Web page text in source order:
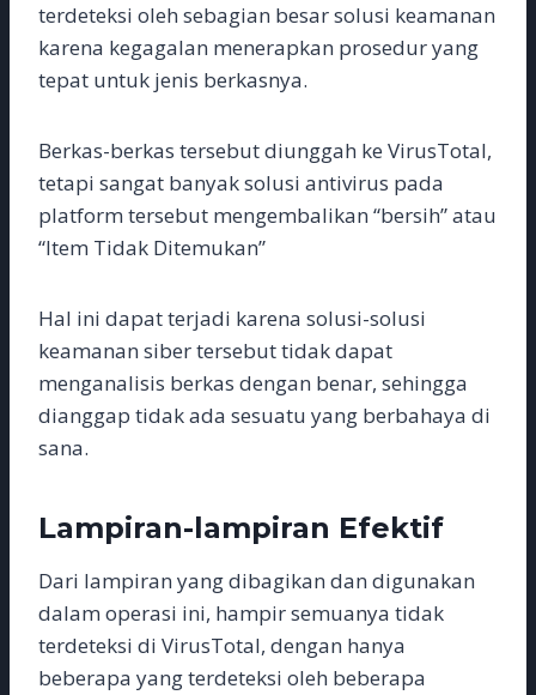
terdeteksi oleh sebagian besar solusi keamanan
karena kegagalan menerapkan prosedur yang
tepat untuk jenis berkasnya.
Berkas-berkas tersebut diunggah ke VirusTotal,
tetapi sangat banyak solusi antivirus pada
platform tersebut mengembalikan “bersih” atau
“Item Tidak Ditemukan”
Hal ini dapat terjadi karena solusi-solusi
keamanan siber tersebut tidak dapat
menganalisis berkas dengan benar, sehingga
dianggap tidak ada sesuatu yang berbahaya di
sana.
Lampiran-lampiran Efektif
Dari lampiran yang dibagikan dan digunakan
dalam operasi ini, hampir semuanya tidak
terdeteksi di VirusTotal, dengan hanya
beberapa yang terdeteksi oleh beberapa